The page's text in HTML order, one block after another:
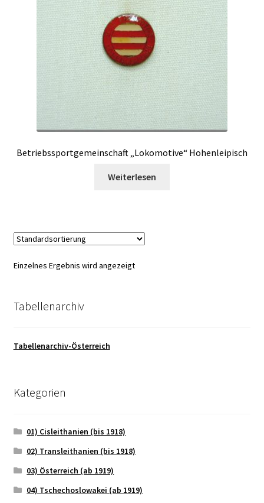
Betriebssportgemeinschaft „Lokomotive“ Hohenleipisch
Weiterlesen
Einzelnes Ergebnis wird angezeigt
Tabellenarchiv
Tabellenarchiv-Österreich
Kategorien
01) Cisleithanien (bis 1918)
02) Transleithanien (bis 1918)
03) Österreich (ab 1919)
04) Tschechoslowakei (ab 1919)